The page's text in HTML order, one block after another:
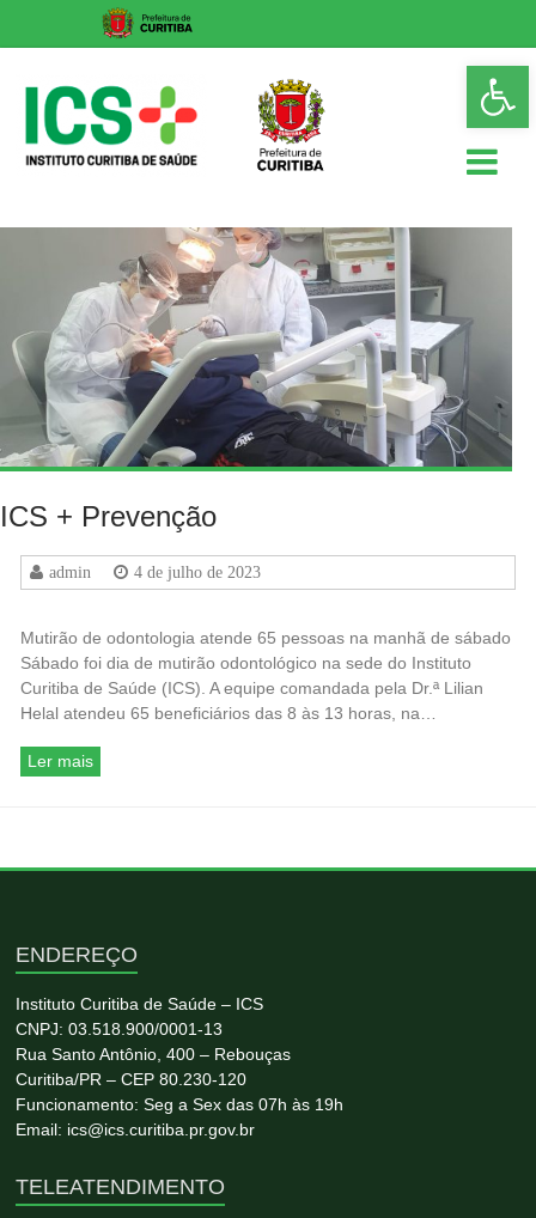
content
ICS
Curitiba
Saúde
ICS + Prevenção
admin 4 de julho de 2023
Mutirão de odontologia atende 65 pessoas na manhã de sábado
Sábado foi dia de mutirão odontológico na sede do Instituto
Curitiba de Saúde (ICS). A equipe comandada pela Dr.ª Lilian
Helal atendeu 65 beneficiários das 8 às 13 horas, na…
Ler mais
ENDEREÇO
Instituto Curitiba de Saúde – ICS
CNPJ: 03.518.900/0001-13
Rua Santo Antônio, 400 – Rebouças
Curitiba/PR – CEP 80.230-120
Funcionamento: Seg a Sex das 07h às 19h
Email: ics@ics.curitiba.pr.gov.br
TELEATENDIMENTO